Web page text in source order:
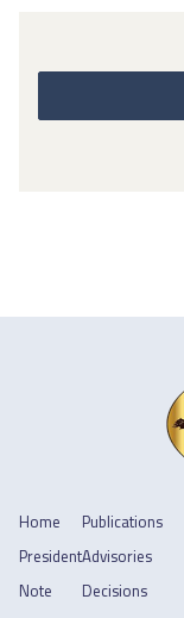
Home
President
Note
Publications
Advisories
Decisions